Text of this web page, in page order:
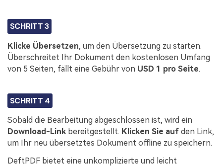
SCHRITT 3
Klicke Übersetzen, um den Übersetzung zu starten.
Überschreitet Ihr Dokument den kostenlosen Umfang
von 5 Seiten, fällt eine Gebühr von USD 1 pro Seite.
SCHRITT 4
Sobald die Bearbeitung abgeschlossen ist, wird ein
Download-Link bereitgestellt. Klicken Sie auf den Link,
um Ihr neu übersetztes Dokument offline zu speichern.
DeftPDF bietet eine unkomplizierte und leicht